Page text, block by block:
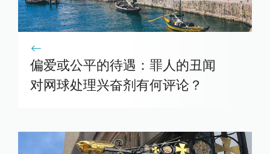
偏爱或公平的待遇：罪人的丑闻
对网球处理兴奋剂有何评论？